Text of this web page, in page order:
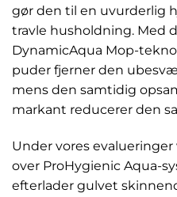
gør den til en uvurderlig
travle husholdning. Med
DynamicAqua Mop-
puder fjerner den
mens den samtidig
markant reducerer den
Under vores
over ProHygienic Aqua-
efterlader gulvet